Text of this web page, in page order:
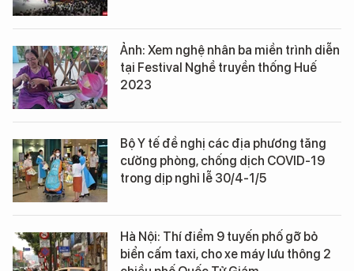
Ảnh: Xem nghệ nhân ba miền trình diễn
tại Festival Nghề truyền thống Huế
2023
Bộ Y tế đề nghị các địa phương tăng
cường phòng, chống dịch COVID-19
trong dịp nghỉ lễ 30/4-1/5
Hà Nội: Thí điểm 9 tuyến phố gỡ bỏ
biển cấm taxi, cho xe máy lưu thông 2